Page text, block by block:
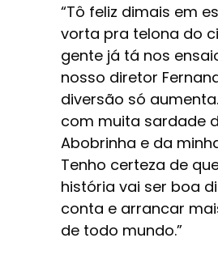
“Tô feliz dimais em
vorta pra telona do
gente já tá nos
nosso diretor
diversão só
com muita sardade
Abobrinha e da
Tenho certeza de
história vai ser boa
conta e arrancar
de todo mundo.”